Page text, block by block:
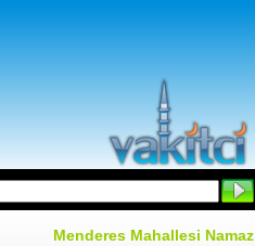
Menderes Mahallesi Namaz